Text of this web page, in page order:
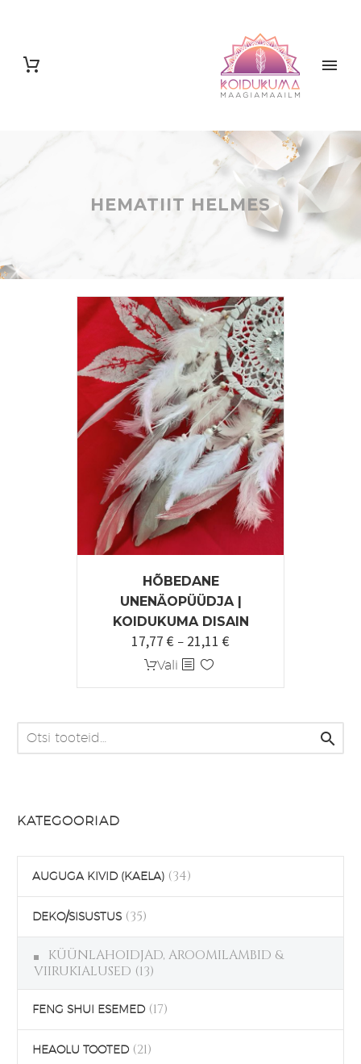
HEMATIIT HELMES
HÕBEDANE
UNENÄOPÜÜDJA |
KOIDUKUMA DISAIN
17,77 € – 21,11 €
Vali Sellel
tootel
mitu

KATEGOORIAD
AUGUGA KIVID (KAELA) (34)
DEKO/SISUSTUS (35)
KÜÜNLAHOIDJAD, AROOMILAMBID &
VIIRUKIALUSED (13)
FENG SHUI ESEMED (17)
HEAOLU TOOTED (21)